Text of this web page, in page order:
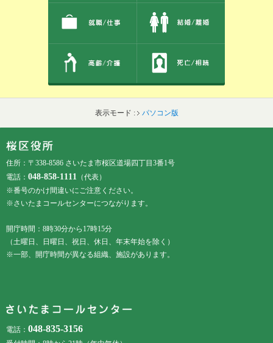
表示モード : パソコン版
住所：〒338-8586 さいたま市桜区道場四丁目3番1号
電話： 048-858-1111 （代表）
※番号のかけ間違いにご注意ください。
※さいたまコールセンターにつながります。
開庁時間：8時30分から17時15分
（土曜日、日曜日、祝日、休日、年末年始を除く）
※一部、開庁時間が異なる組織、施設があります。
電話： 048-835-3156